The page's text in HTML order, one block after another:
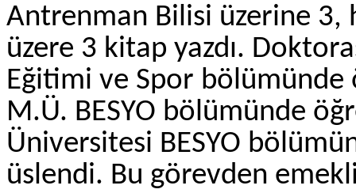
Antrenman Bilisi üzerine
üzere 3 kitap yazdı.
Eğitimi ve Spor
M.Ü. BESYO bölümünde
Üniversitesi BESYO
üslendi. Bu görevden